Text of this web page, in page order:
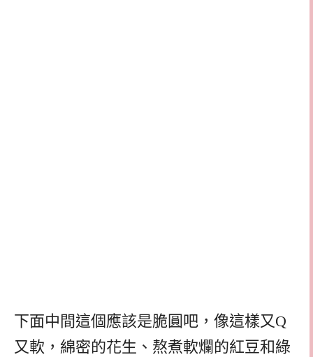
下面中間這個應該是脆圓吧，像這樣又Q
又軟，綿密的花生、熬煮軟爛的紅豆和綠